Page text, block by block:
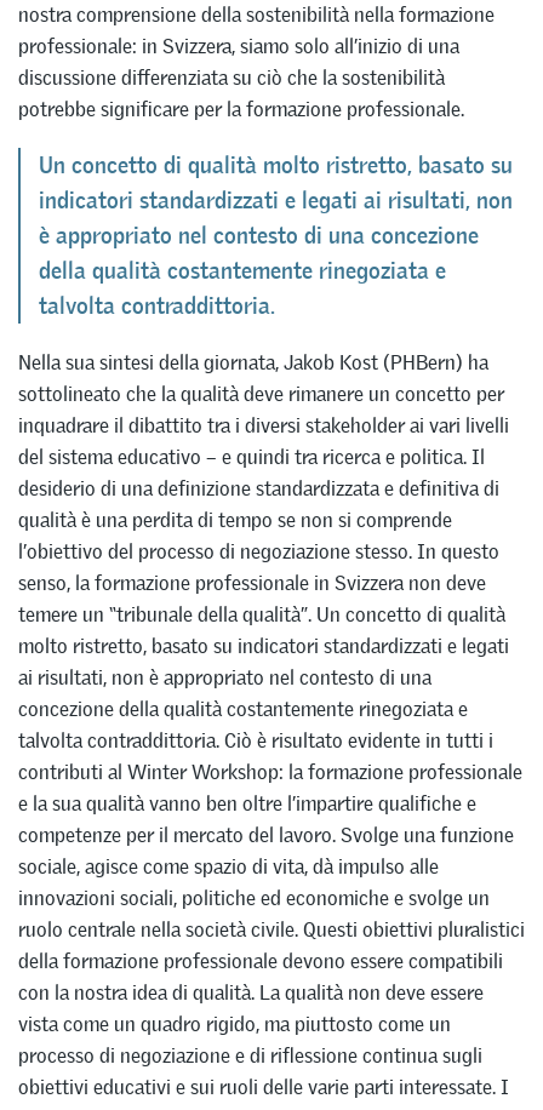
nostra comprensione della sostenibilità nella formazione
professionale: in Svizzera, siamo solo all’inizio di una
discussione differenziata su ciò che la sostenibilità
potrebbe significare per la formazione professionale.
Un concetto di qualità molto ristretto, basato su
indicatori standardizzati e legati ai risultati, non
è appropriato nel contesto di una concezione
della qualità costantemente rinegoziata e
talvolta contraddittoria.
Nella sua sintesi della giornata, Jakob Kost (PHBern) ha
sottolineato che la qualità deve rimanere un concetto per
inquadrare il dibattito tra i diversi stakeholder ai vari livelli
del sistema educativo – e quindi tra ricerca e politica. Il
desiderio di una definizione standardizzata e definitiva di
qualità è una perdita di tempo se non si comprende
l’obiettivo del processo di negoziazione stesso. In questo
senso, la formazione professionale in Svizzera non deve
temere un “tribunale della qualità”. Un concetto di qualità
molto ristretto, basato su indicatori standardizzati e legati
ai risultati, non è appropriato nel contesto di una
concezione della qualità costantemente rinegoziata e
talvolta contraddittoria. Ciò è risultato evidente in tutti i
contributi al Winter Workshop: la formazione professionale
e la sua qualità vanno ben oltre l’impartire qualifiche e
competenze per il mercato del lavoro. Svolge una funzione
sociale, agisce come spazio di vita, dà impulso alle
innovazioni sociali, politiche ed economiche e svolge un
ruolo centrale nella società civile. Questi obiettivi pluralistici
della formazione professionale devono essere compatibili
con la nostra idea di qualità. La qualità non deve essere
vista come un quadro rigido, ma piuttosto come un
processo di negoziazione e di riflessione continua sugli
obiettivi educativi e sui ruoli delle varie parti interessate. I